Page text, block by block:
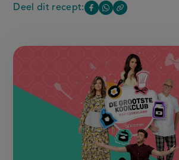
met mozzarella
en
Deel dit recept:
Deel
op
Facebook
(opent
nieuw
venster,
Deel
op
WhatsApp
(opent
in
nieuw
venster,
Copy
of
this
page